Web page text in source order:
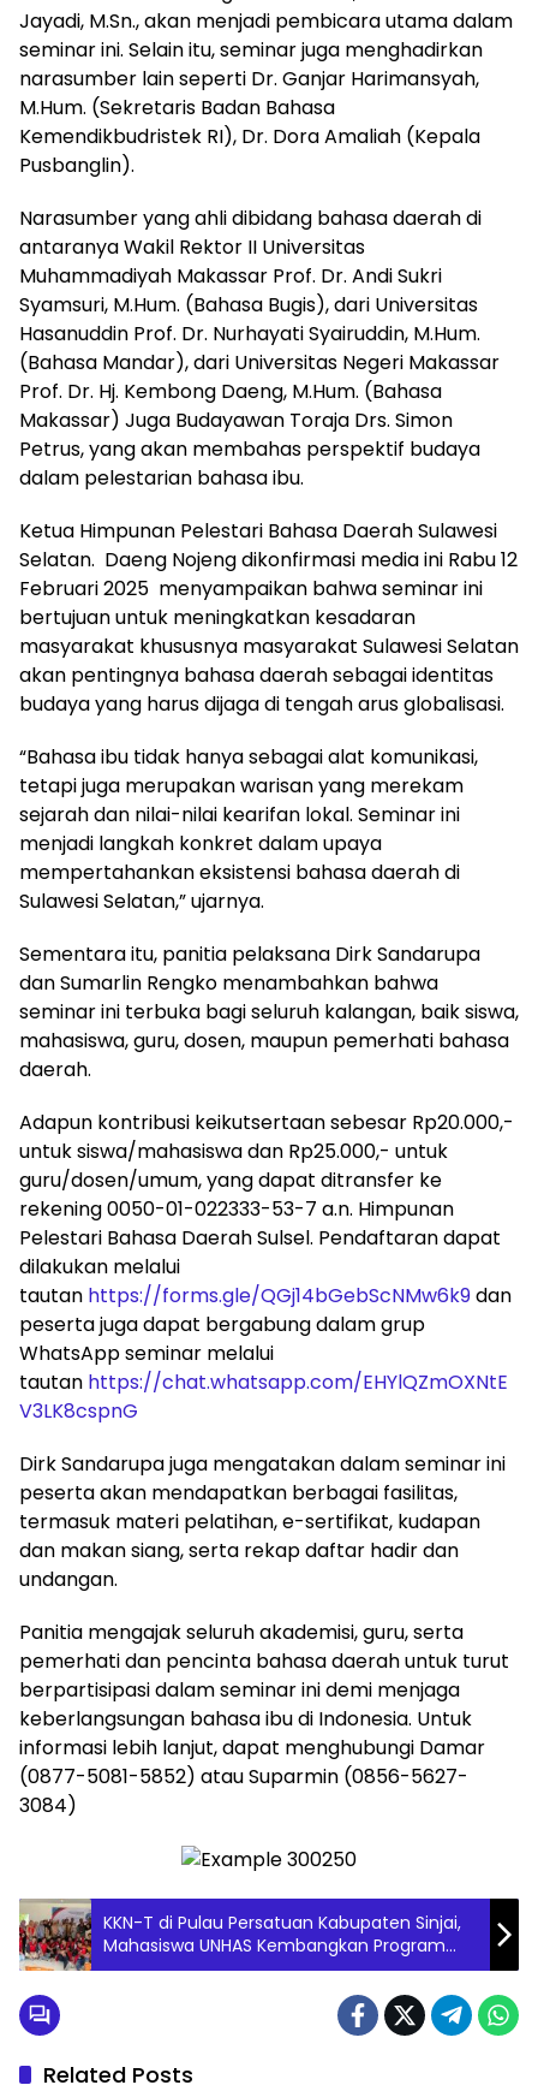
Jayadi, M.Sn., akan menjadi pembicara utama dalam
seminar ini. Selain itu, seminar juga menghadirkan
narasumber lain seperti Dr. Ganjar Harimansyah,
M.Hum. (Sekretaris Badan Bahasa
Kemendikbudristek RI), Dr. Dora Amaliah (Kepala
Pusbanglin).
Narasumber yang ahli dibidang bahasa daerah di
antaranya Wakil Rektor II Universitas
Muhammadiyah Makassar Prof. Dr. Andi Sukri
Syamsuri, M.Hum. (Bahasa Bugis), dari Universitas
Hasanuddin Prof. Dr. Nurhayati Syairuddin, M.Hum.
(Bahasa Mandar), dari Universitas Negeri Makassar
Prof. Dr. Hj. Kembong Daeng, M.Hum. (Bahasa
Makassar) Juga Budayawan Toraja Drs. Simon
Petrus, yang akan membahas perspektif budaya
dalam pelestarian bahasa ibu.
Ketua Himpunan Pelestari Bahasa Daerah Sulawesi
Selatan. Daeng Nojeng dikonfirmasi media ini Rabu 12
Februari 2025 menyampaikan bahwa seminar ini
bertujuan untuk meningkatkan kesadaran
masyarakat khususnya masyarakat Sulawesi Selatan
akan pentingnya bahasa daerah sebagai identitas
budaya yang harus dijaga di tengah arus globalisasi.
“Bahasa ibu tidak hanya sebagai alat komunikasi,
tetapi juga merupakan warisan yang merekam
sejarah dan nilai-nilai kearifan lokal. Seminar ini
menjadi langkah konkret dalam upaya
mempertahankan eksistensi bahasa daerah di
Sulawesi Selatan,” ujarnya.
Sementara itu, panitia pelaksana Dirk Sandarupa
dan Sumarlin Rengko menambahkan bahwa
seminar ini terbuka bagi seluruh kalangan, baik siswa,
mahasiswa, guru, dosen, maupun pemerhati bahasa
daerah.
Adapun kontribusi keikutsertaan sebesar Rp20.000,-
untuk siswa/mahasiswa dan Rp25.000,- untuk
guru/dosen/umum, yang dapat ditransfer ke
rekening 0050-01-022333-53-7 a.n. Himpunan
Pelestari Bahasa Daerah Sulsel. Pendaftaran dapat
dilakukan melalui
tautan https://forms.gle/QGj14bGebScNMw6k9dan
peserta juga dapat bergabung dalam grup
WhatsApp seminar melalui
tautan https://chat.whatsapp.com/EHYlQZmOXNtE
V3LK8cspnG
Dirk Sandarupa juga mengatakan dalam seminar ini
peserta akan mendapatkan berbagai fasilitas,
termasuk materi pelatihan, e-sertifikat, kudapan
dan makan siang, serta rekap daftar hadir dan
undangan.
Panitia mengajak seluruh akademisi, guru, serta
pemerhati dan pencinta bahasa daerah untuk turut
berpartisipasi dalam seminar ini demi menjaga
keberlangsungan bahasa ibu di Indonesia. Untuk
informasi lebih lanjut, dapat menghubungi Damar
(0877-5081-5852) atau Suparmin (0856-5627-
3084)
KKN-T di Pulau Persatuan Kabupaten Sinjai,
Mahasiswa UNHAS Kembangkan Program
Aksara Muda Kreatif
Related Posts